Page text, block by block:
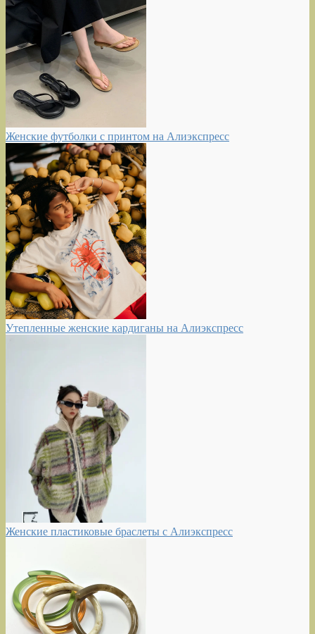
Женские футболки с принтом на Алиэкспресс
Утепленные женские кардиганы на Алиэкспресс
Женские пластиковые браслеты с Алиэкспресс